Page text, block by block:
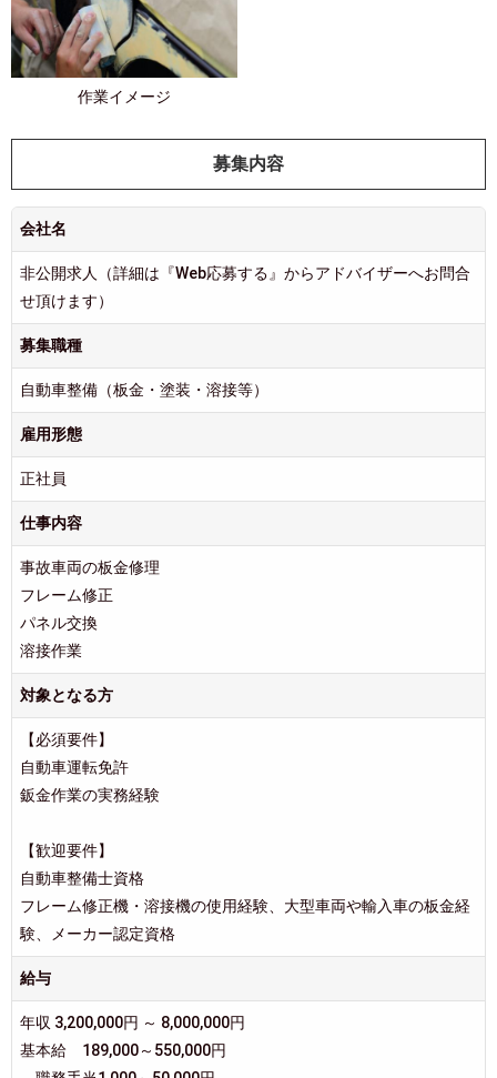
作業イメージ
募集内容
会社名
非公開求人（詳細は『Web応募する』からアドバイザーへお問合
せ頂けます）
募集職種
自動車整備（板金・塗装・溶接等）
雇用形態
正社員
仕事内容
事故車両の板金修理
フレーム修正
パネル交換
溶接作業
対象となる方
【必須要件】
自動車運転免許
鈑金作業の実務経験
【歓迎要件】
自動車整備士資格
フレーム修正機・溶接機の使用経験、大型車両や輸入車の板金経
験、メーカー認定資格
給与
年収 3,200,000円 ～ 8,000,000円
基本給 189,000～550,000円